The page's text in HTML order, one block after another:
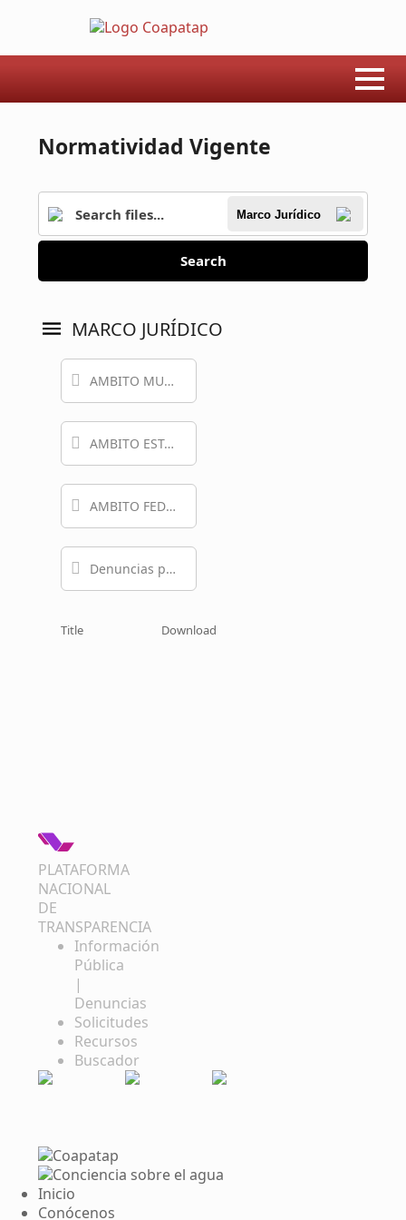
Normatividad Vigente
Marco Jurídico
Search
MARCO JURÍDICO
AMBITO MUNICIPAL
AMBITO ESTATAL
AMBITO FEDERAL
Denuncias por Incumplimiento a las Obligaciones de Transparencia COAPATAP 2026
Title Download
PLATAFORMA
NACIONAL
DE
TRANSPARENCIA
Información
Pública
|
Denuncias
Solicitudes
Recursos
Buscador
Inicio
Conócenos